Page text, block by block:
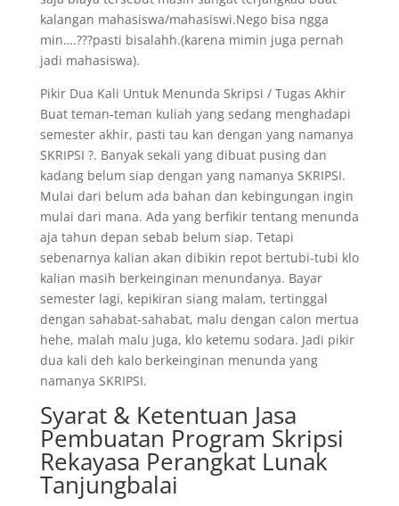
kalangan mahasiswa/mahasiswi.Nego bisa ngga
min….???pasti bisalahh.(karena mimin juga pernah
jadi mahasiswa).
Pikir Dua Kali Untuk Menunda Skripsi / Tugas Akhir
Buat teman-teman kuliah yang sedang menghadapi
semester akhir, pasti tau kan dengan yang namanya
SKRIPSI ?. Banyak sekali yang dibuat pusing dan
kadang belum siap dengan yang namanya SKRIPSI.
Mulai dari belum ada bahan dan kebingungan ingin
mulai dari mana. Ada yang berfikir tentang menunda
aja tahun depan sebab belum siap. Tetapi
sebenarnya kalian akan dibikin repot bertubi-tubi klo
kalian masih berkeinginan menundanya. Bayar
semester lagi, kepikiran siang malam, tertinggal
dengan sahabat-sahabat, malu dengan calon mertua
hehe, malah malu juga, klo ketemu sodara. Jadi pikir
dua kali deh kalo berkeinginan menunda yang
namanya SKRIPSI.
Syarat & Ketentuan Jasa
Pembuatan Program Skripsi
Rekayasa Perangkat Lunak
Tanjungbalai